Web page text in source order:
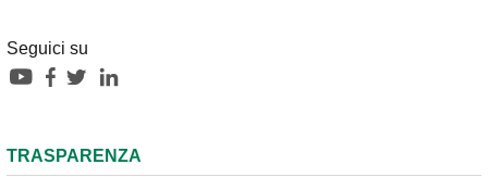
Seguici su
TRASPARENZA